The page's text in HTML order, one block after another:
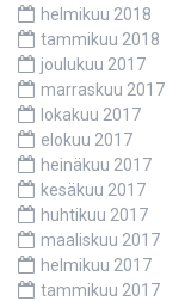
helmikuu 2018
tammikuu 2018
joulukuu 2017
marraskuu 2017
lokakuu 2017
elokuu 2017
heinäkuu 2017
kesäkuu 2017
huhtikuu 2017
maaliskuu 2017
helmikuu 2017
tammikuu 2017